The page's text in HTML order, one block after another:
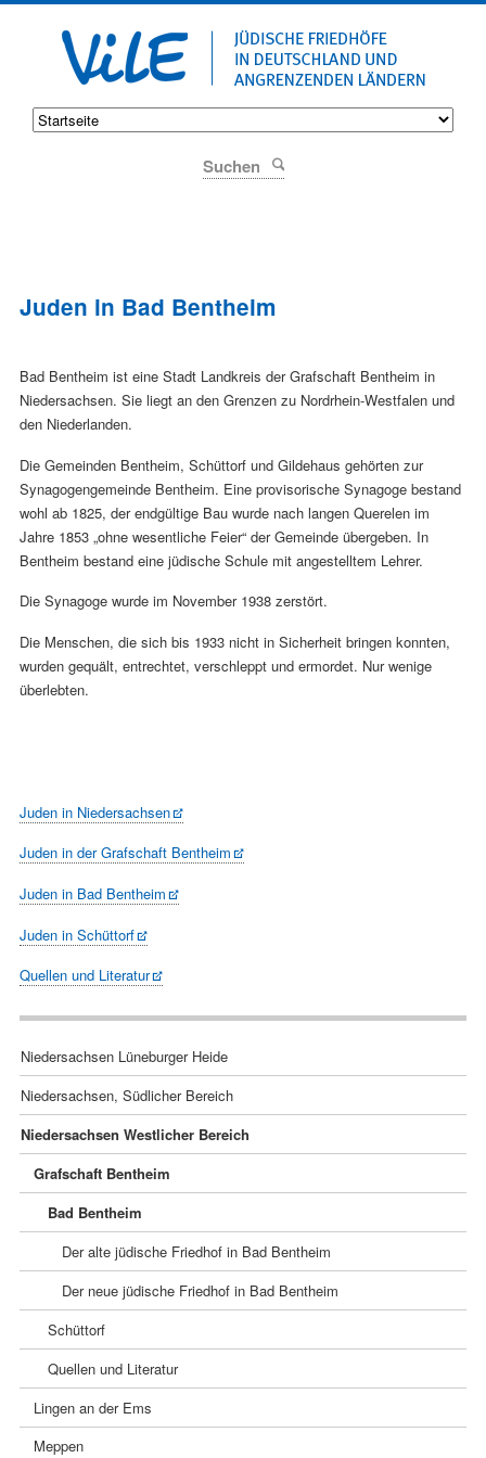
Juden in Bad Bentheim
Bad Bentheim ist eine Stadt Landkreis der Grafschaft Bentheim in
Niedersachsen. Sie liegt an den Grenzen zu Nordrhein-Westfalen und
den Niederlanden.
Die Gemeinden Bentheim, Schüttorf und Gildehaus gehörten zur
Synagogengemeinde Bentheim. Eine provisorische Synagoge bestand
wohl ab 1825, der endgültige Bau wurde nach langen Querelen im
Jahre 1853 „ohne wesentliche Feier“ der Gemeinde übergeben. In
Bentheim bestand eine jüdische Schule mit angestelltem Lehrer.
Die Synagoge wurde im November 1938 zerstört.
Die Menschen, die sich bis 1933 nicht in Sicherheit bringen konnten,
wurden gequält, entrechtet, verschleppt und ermordet. Nur wenige
überlebten.
Juden in Niedersachsen
Juden in der Grafschaft Bentheim
Juden in Bad Bentheim
Juden in Schüttorf
Quellen und Literatur
Navigation
überspringen
Niedersachsen Lüneburger Heide
Niedersachsen, Südlicher Bereich
Niedersachsen Westlicher Bereich
Grafschaft Bentheim
Bad Bentheim
Der alte jüdische Friedhof in Bad Bentheim
Der neue jüdische Friedhof in Bad Bentheim
Schüttorf
Quellen und Literatur
Lingen an der Ems
Meppen